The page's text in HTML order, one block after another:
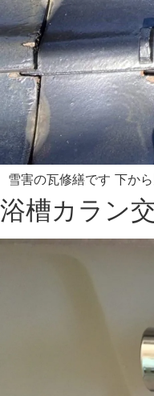
雪害の瓦修繕です 下
浴槽カラン